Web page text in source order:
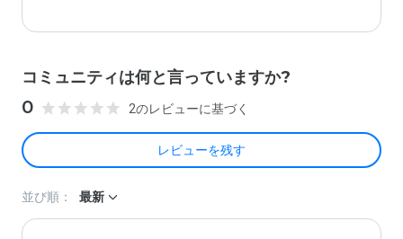
コミュニティは何と言っていますか?
0 2のレビューに基づく
レビューを残す
並び順： 最新